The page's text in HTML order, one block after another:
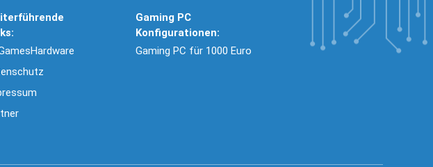
Gaming PC
Konfigurationen:
Gaming PC für 1000 Euro